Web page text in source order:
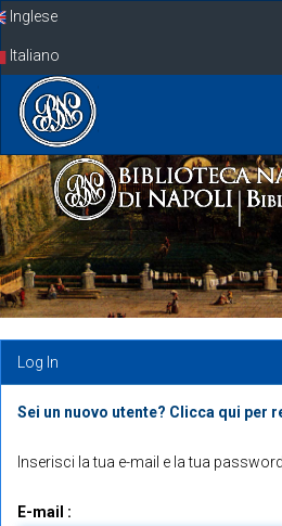
SkipInglese
Italiano
Log In
Sei un nuovo utente? Clicca qui per
Inserisci la tua e-mail e la tua
E-mail :